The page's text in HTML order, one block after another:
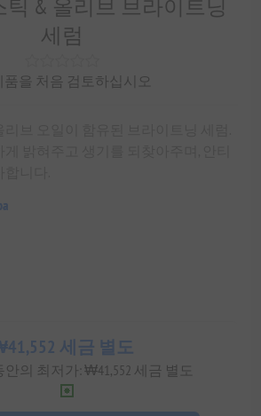
틱 & 올리브 브라이트닝
세럼
품을 처음 검토하십시오
세금 별도
안의 최저가: ₩41,552 세금 별도